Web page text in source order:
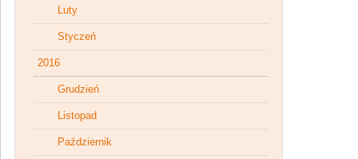
Luty
Styczeń
2016
Grudzień
Listopad
Październik